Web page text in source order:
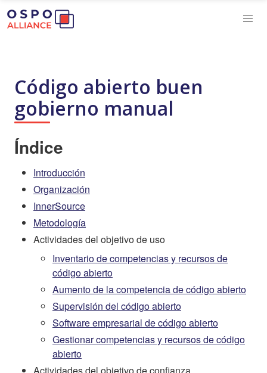
Código abierto buen
gobierno manual
Índice
Introducción
Organización
InnerSource
Metodología
Actividades del objetivo de uso
Inventario de competencias y recursos de
código abierto
Aumento de la competencia de código abierto
Supervisión del código abierto
Software empresarial de código abierto
Gestionar competencias y recursos de código
abierto